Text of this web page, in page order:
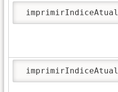
imprimirIndiceAtual
imprimirIndiceAtual